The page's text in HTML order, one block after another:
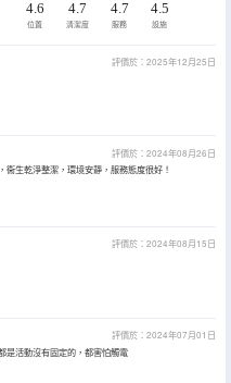
4.6
位置
4.7
清潔度
4.7
服務
4.5
設施
評價於：2025年12月25日
評價於：2024年08月26日
衞生乾淨整潔，環境安靜，服務態度很好！
評價於：2024年08月15日
評價於：2024年07月01日
是活動沒有固定的，都害怕觸電